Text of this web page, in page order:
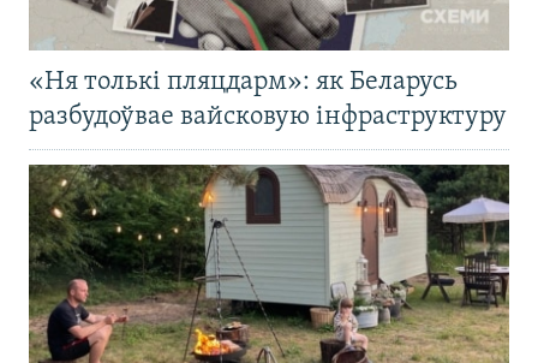
«Ня толькі пляцдарм»: як Беларусь
разбудоўвае вайсковую інфраструктуру